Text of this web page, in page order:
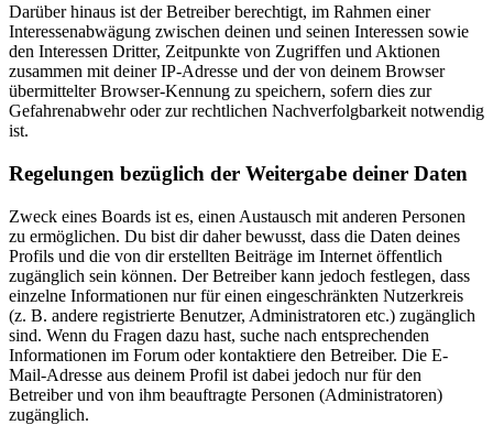
Darüber hinaus ist der Betreiber berechtigt, im Rahmen einer
Interessenabwägung zwischen deinen und seinen Interessen sowie
den Interessen Dritter, Zeitpunkte von Zugriffen und Aktionen
zusammen mit deiner IP-Adresse und der von deinem Browser
übermittelter Browser-Kennung zu speichern, sofern dies zur
Gefahrenabwehr oder zur rechtlichen Nachverfolgbarkeit notwendig
ist.
Regelungen bezüglich der Weitergabe deiner Daten
Zweck eines Boards ist es, einen Austausch mit anderen Personen
zu ermöglichen. Du bist dir daher bewusst, dass die Daten deines
Profils und die von dir erstellten Beiträge im Internet öffentlich
zugänglich sein können. Der Betreiber kann jedoch festlegen, dass
einzelne Informationen nur für einen eingeschränkten Nutzerkreis
(z. B. andere registrierte Benutzer, Administratoren etc.) zugänglich
sind. Wenn du Fragen dazu hast, suche nach entsprechenden
Informationen im Forum oder kontaktiere den Betreiber. Die E-
Mail-Adresse aus deinem Profil ist dabei jedoch nur für den
Betreiber und von ihm beauftragte Personen (Administratoren)
zugänglich.